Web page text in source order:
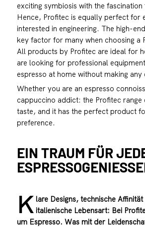
exciting symbiosis with the
Hence, Profitec is equally perfect for
interested in engineering. The high-
key factor for many when choosing a
All products by Profitec are ideal for
are looking for professional
espresso at home without making any
Whether you are an espresso
cappuccino addict: the Profitec
taste, and it has the perfect product
preference.
EIN TRAUM FÜR
K lare Designs, technische
italienische Lebensart: Bei
um Espresso. Was mit der